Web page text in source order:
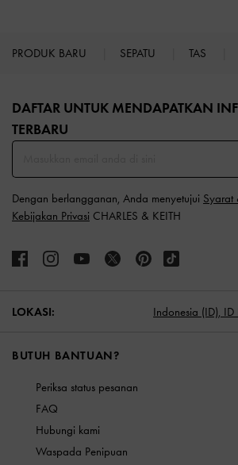
PRODUK BARU SEPATU TAS
DAFTAR UNTUK MENDAPATKAN
TERBARU​
Dengan berlangganan, Anda menyetujui Syarat
Kebijakan Privasi CHARLES & KEITH
LOKASI: Indonesia (ID), ID
BUTUH BANTUAN?
Periksa status pesanan
FAQ
Hubungi kami
Waspada Penipuan